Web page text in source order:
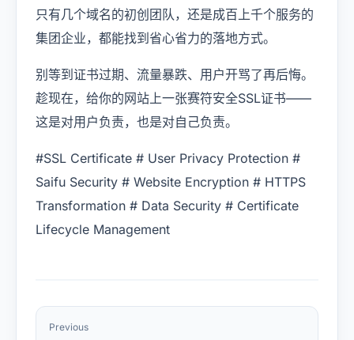
只有几个域名的初创团队，还是成百上千个服务的
集团企业，都能找到省心省力的落地方式。
别等到证书过期、流量暴跌、用户开骂了再后悔。
趁现在，给你的网站上一张赛符安全SSL证书——
这是对用户负责，也是对自己负责。
#SSL Certificate # User Privacy Protection #
Saifu Security # Website Encryption # HTTPS
Transformation # Data Security # Certificate
Lifecycle Management
Previous